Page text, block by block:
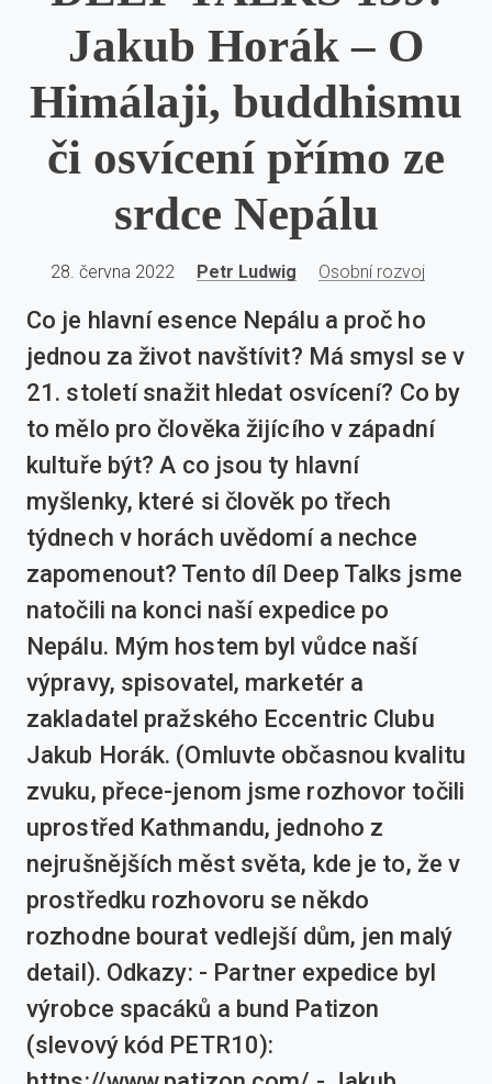
Jakub Horák – O
Himálaji, buddhismu
či osvícení přímo ze
srdce Nepálu
28. června 2022 Petr Ludwig Osobní rozvoj
Co je hlavní esence Nepálu a proč ho
jednou za život navštívit? Má smysl se v
21. století snažit hledat osvícení? Co by
to mělo pro člověka žijícího v západní
kultuře být? A co jsou ty hlavní
myšlenky, které si člověk po třech
týdnech v horách uvědomí a nechce
zapomenout? Tento díl Deep Talks jsme
natočili na konci naší expedice po
Nepálu. Mým hostem byl vůdce naší
výpravy, spisovatel, marketér a
zakladatel pražského Eccentric Clubu
Jakub Horák. (Omluvte občasnou kvalitu
zvuku, přece-jenom jsme rozhovor točili
uprostřed Kathmandu, jednoho z
nejrušnějších měst světa, kde je to, že v
prostředku rozhovoru se někdo
rozhodne bourat vedlejší dům, jen malý
detail). Odkazy: - Partner expedice byl
výrobce spacáků a bund Patizon
(slevový kód PETR10):